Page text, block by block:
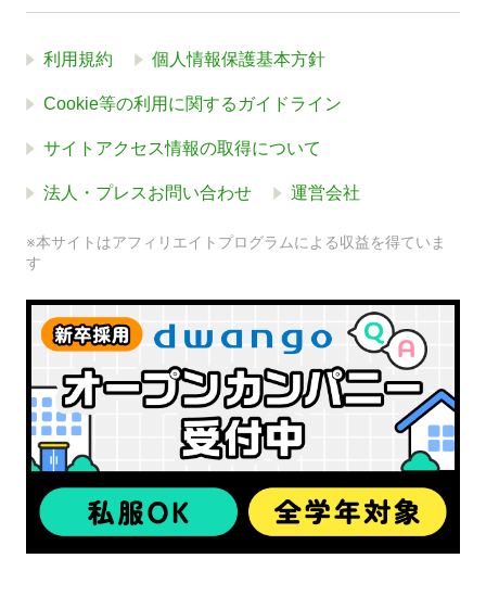
利用規約 個人情報保護基本方針
Cookie等の利用に関するガイドライン
サイトアクセス情報の取得について
法人・プレスお問い合わせ 運営会社
※本サイトはアフィリエイトプログラムによる収益を得ていま
す